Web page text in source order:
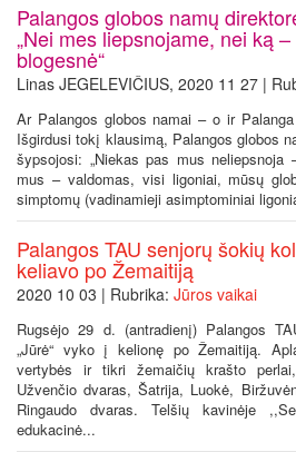
Palangos globos namų
„Nei mes liepsnojame, nei ką
blogesnė“
Linas JEGELEVIČIUS, 2020 11 27 |
Ar Palangos globos namai – o ir
Išgirdusi tokį klausimą, Palangos globos
šypsojosi: „Niekas pas mus neliepsnoja
mus – valdomas, visi ligoniai, mūsų
simptomų (vadinamieji asimptominiai
Palangos TAU senjorų šokių
keliavo po Žemaitiją
2020 10 03 | Rubrika: Jūros vaikai
Rugsėjo 29 d. (antradienį) Palangos
„Jūrė“ vyko į kelionę po Žemaitiją.
vertybės ir tikri žemaičių krašto
Užvenčio dvaras, Šatrija, Luokė,
Ringaudo dvaras. Telšių kavinėje
edukacinė...